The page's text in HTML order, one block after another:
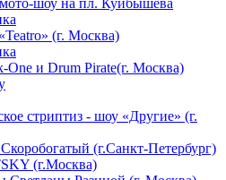
шоу на пл. Куйбышева
(г. Москва)
и Drum Pirate(г. Москва)
стриптиз - шоу «Другие» (г.
(г.Санкт-Петербург)
(г.Москва)